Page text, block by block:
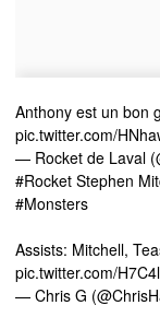
Anthony est un bon
pic.twitter.com/
— Rocket de Laval
#Rocket Stephen
#Monsters
Assists: Mitchell,
pic.twitter.com/
— Chris G